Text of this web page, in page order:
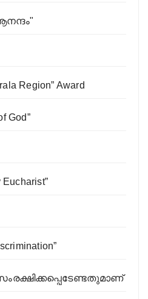
Region” Award
God”